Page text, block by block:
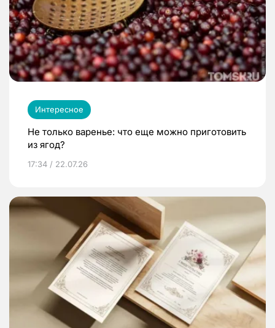
Интересное
Не только варенье: что еще можно приготовить
из ягод?
17:34 / 22.07.26